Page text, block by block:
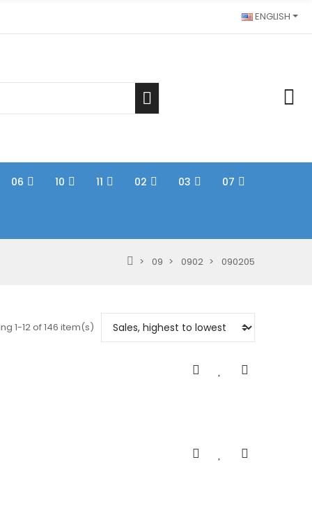
ENGLISH
06 10 11 02 03 07
09 0902 090205
1-12 of 146 item(s)